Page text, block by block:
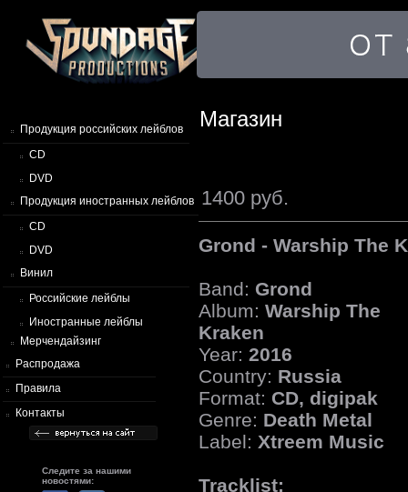
Продукция российских лейблов
CD
DVD
Продукция иностранных лейблов
CD
DVD
Винил
Российские лейблы
Иностранные лейблы
Мерчендайзинг
Распродажа
Правила
Контакты
Следите за нашими
новостями:
Магазин
1400 руб.
Grond - Warship The
Band: Grond
Album: Warship The
Kraken
Year: 2016
Country: Russia
Format: CD, digipak
Genre: Death Metal
Label: Xtreem Music
Tracklist: